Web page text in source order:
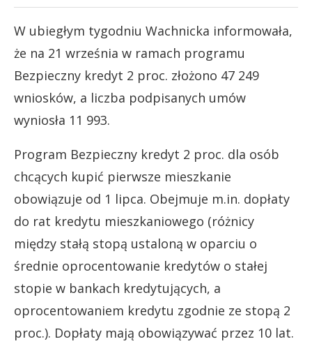
W ubiegłym tygodniu Wachnicka informowała,
że na 21 września w ramach programu
Bezpieczny kredyt 2 proc. złożono 47 249
wniosków, a liczba podpisanych umów
wyniosła 11 993.
Program Bezpieczny kredyt 2 proc. dla osób
chcących kupić pierwsze mieszkanie
obowiązuje od 1 lipca. Obejmuje m.in. dopłaty
do rat kredytu mieszkaniowego (różnicy
między stałą stopą ustaloną w oparciu o
średnie oprocentowanie kredytów o stałej
stopie w bankach kredytujących, a
oprocentowaniem kredytu zgodnie ze stopą 2
proc.). Dopłaty mają obowiązywać przez 10 lat.